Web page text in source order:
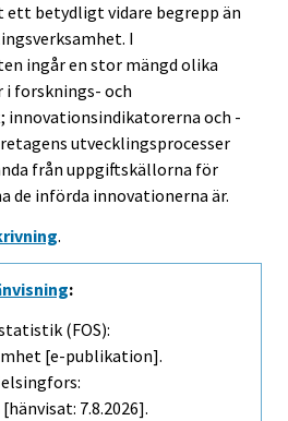
ett betydligt vidare begrepp än
I
ingår en stor mängd olika
forsknings- och
innovationsindikatorerna och -
utvecklingsprocesser
från uppgiftskällorna för
de införda innovationerna är.
.
:
(FOS):
[e-publikation].
7.8.2026].